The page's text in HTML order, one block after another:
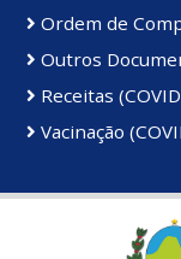
Ordem de
Outros
Receitas
Vacinação